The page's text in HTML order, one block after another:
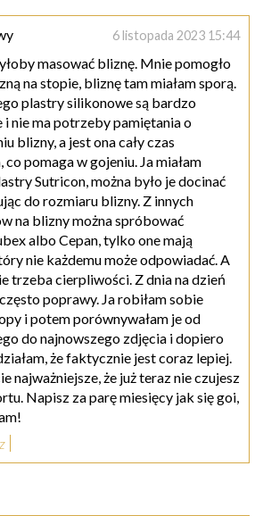
6 listopada 2023 15:44
masować bliznę. Mnie pomogło
na stopie, bliznę tam miałam sporą.
plastry silikonowe są bardzo
i nie ma potrzeby pamiętania o
blizny, a jest ona cały czas
co pomaga w gojeniu. Ja miałam
Sutricon, można było je docinać
do rozmiaru blizny. Z innych
na blizny można spróbować
albo Cepan, tylko one mają
nie każdemu może odpowiadać. A
trzeba cierpliwości. Z dnia na dzień
poprawy. Ja robiłam sobie
i potem porównywałam je od
do najnowszego zdjęcia i dopiero
że faktycznie jest coraz lepiej.
najważniejsze, że już teraz nie czujesz
Napisz za parę miesięcy jak się goi,